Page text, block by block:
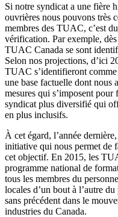
Si notre syndicat a une fière
ouvrières nous pouvons très
membres des TUAC, c’est
vérification. Par exemple,
TUAC Canada se sont
Selon nos projections, d’ici
TUAC s’identifieront
une base factuelle dont nous
mesures qui s’imposent
syndicat plus diversifié qui
en plus inclusifs.
À cet égard, l’année
initiative qui nous permet de
cet objectif. En 2015, les
programme national de
tous les membres du
locales d’un bout à l’autre
sans précédent dans le
industries du Canada.